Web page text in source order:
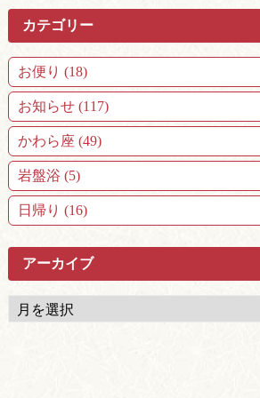
カテゴリー
お便り (18)
お知らせ (117)
かわら座 (49)
岩盤浴 (5)
日帰り (16)
アーカイブ
ア
ー